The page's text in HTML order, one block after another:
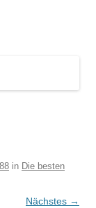
in Die besten
Nächstes →